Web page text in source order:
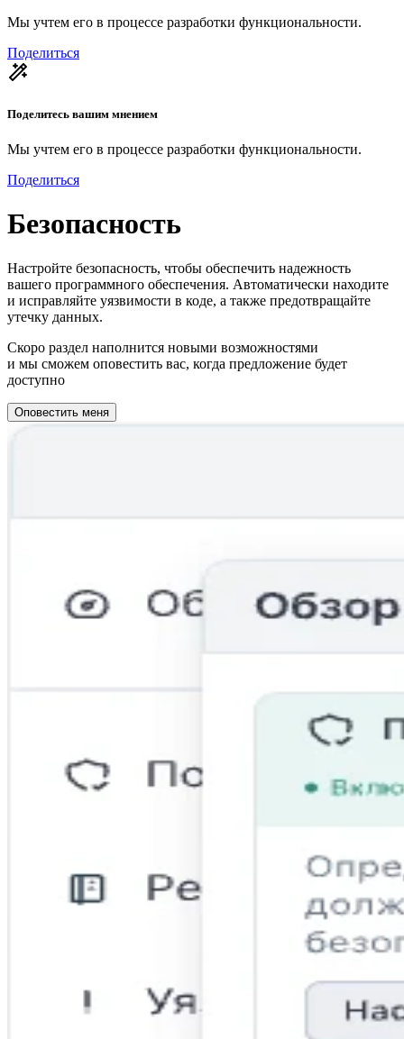
Мы учтем его в процессе разработки функциональности.
Поделиться
Поделитесь вашим мнением
Мы учтем его в процессе разработки функциональности.
Поделиться
Безопасность
Настройте безопасность, чтобы обеспечить надежность
вашего программного обеспечения. Автоматически находите
и исправляйте уязвимости в коде, а также предотвращайте
утечку данных.
Скоро раздел наполнится новыми возможностями
и мы сможем оповестить вас, когда предложение будет
доступно
Оповестить меня